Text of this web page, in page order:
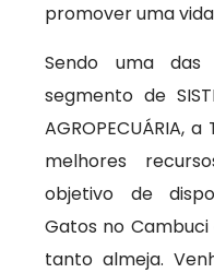
promover uma
Sendo uma das
segmento de
AGROPECUÁRIA,
melhores
objetivo de
Gatos no
tanto almeja.